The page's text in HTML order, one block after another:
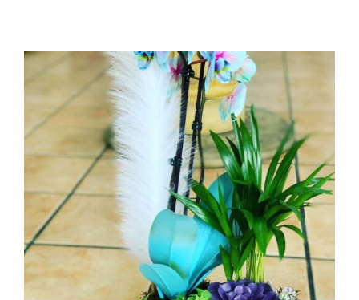
AÑADIR AL CARRITO
/
DETALLES